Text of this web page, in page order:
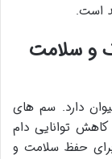
است.
و سلامت
دارد. سم های
کاهش توانایی دام
حفظ سلامت و